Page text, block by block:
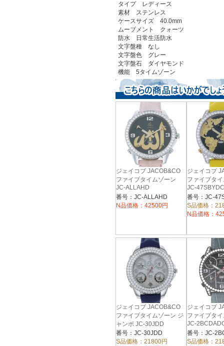
タイプ レディース
素材 ステンレス
ケースサイズ 40.0mm
ムーブメント クォーツ
防水 日常生活防水
文字盤種 なし
文字盤色 グレー
文字盤石 ダイヤモンド
機能 5タイムゾーン
ジェイコブ JACOB&CO
ファイブタイムゾーン
JC-ALLAHD
番号：JC-ALLAHD
N品価格：42500円
ジェイコブ
ファイブタ
JC-47SBYDC
番号：JC-
S品価格：
N品価格：
ジェイコブ JACOB&CO
ファイブタイムゾーン ジ
ャンボ JC-30JDD
番号：JC-30JDD
S品価格：21800円
ジェイコブ
ファイブタ
JC-
番号：JC-
S品価格：